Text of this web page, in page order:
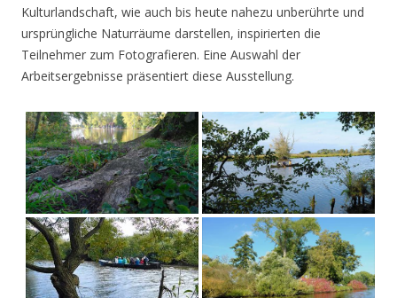
Kulturlandschaft, wie auch bis heute nahezu unberührte und
ursprüngliche Naturräume darstellen, inspirierten die
Teilnehmer zum Fotografieren. Eine Auswahl der
Arbeitsergebnisse präsentiert diese Ausstellung.